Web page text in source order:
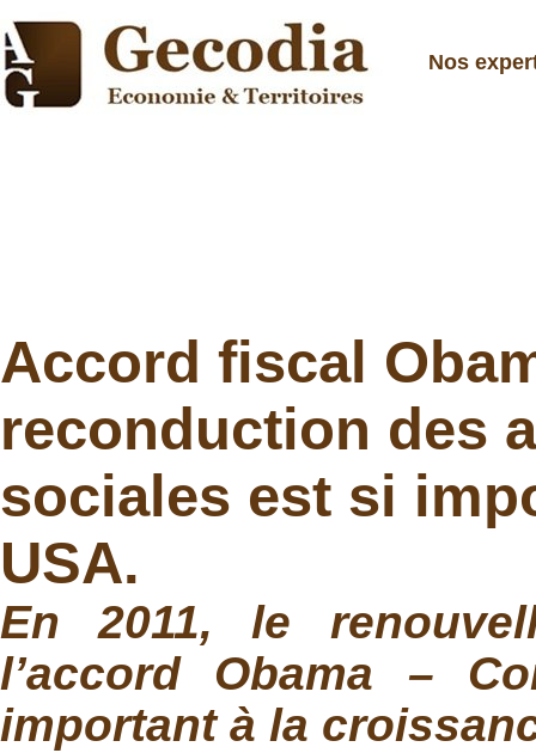
Nos
Accord fiscal
reconduction des
sociales est si
USA.
En 2011, le
l’accord Obama –
important à la